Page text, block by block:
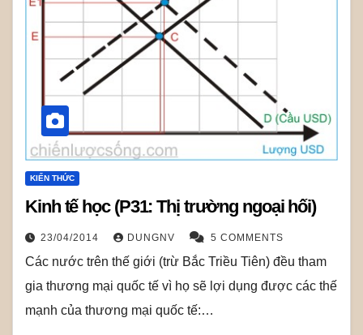
KIẾN THỨC
Kinh tế học (P31: Thị trường ngoại hối)
23/04/2014 DUNGNV 5 COMMENTS
Các nước trên thế giới (trừ Bắc Triều Tiên) đều tham
gia thương mại quốc tế vì họ sẽ lợi dụng được các thế
mạnh của thương mại quốc tế:…